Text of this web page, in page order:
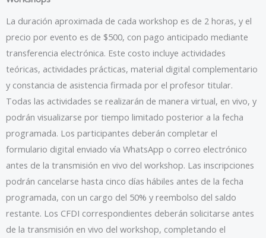
La duración aproximada de cada workshop es de 2 horas, y el
precio por evento es de $500, con pago anticipado mediante
transferencia electrónica. Este costo incluye actividades
teóricas, actividades prácticas, material digital complementario
y constancia de asistencia firmada por el profesor titular.
Todas las actividades se realizarán de manera virtual, en vivo, y
podrán visualizarse por tiempo limitado posterior a la fecha
programada. Los participantes deberán completar el
formulario digital enviado vía WhatsApp o correo electrónico
antes de la transmisión en vivo del workshop. Las inscripciones
podrán cancelarse hasta cinco días hábiles antes de la fecha
programada, con un cargo del 50% y reembolso del saldo
restante. Los CFDI correspondientes deberán solicitarse antes
de la transmisión en vivo del workshop, completando el